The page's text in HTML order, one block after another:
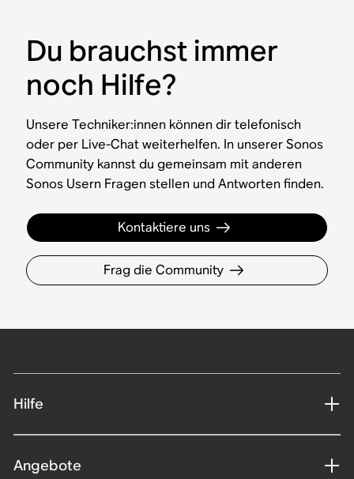
Du brauchst immer
noch Hilfe?
Unsere Techniker:innen können dir telefonisch
oder per Live-Chat weiterhelfen. In unserer Sonos
Community kannst du gemeinsam mit anderen
Sonos Usern Fragen stellen und Antworten finden.
Kontaktiere uns
Frag die Community
Hilfe
Angebote